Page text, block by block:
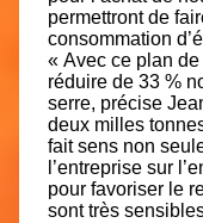
permettront de
consommation
« Avec ce plan
réduire de 33 %
serre, précise
deux milles
fait sens non
l’entreprise sur
pour favoriser le
sont très